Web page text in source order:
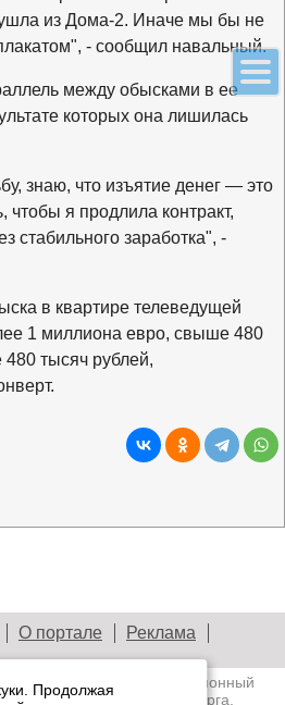
из Дома-2. Иначе мы бы не
- сообщил навальный.
между обысками в ее
которых она лишилась
знаю, что изъятие денег — это
чтобы я продлила контракт,
стабильного заработка", -
в квартире телеведущей
1 миллиона евро, свыше 480
тысяч рублей,
О портале
Реклама
Лениздат.Ру
— информационный
Санкт-Петербурга,
Продолжая